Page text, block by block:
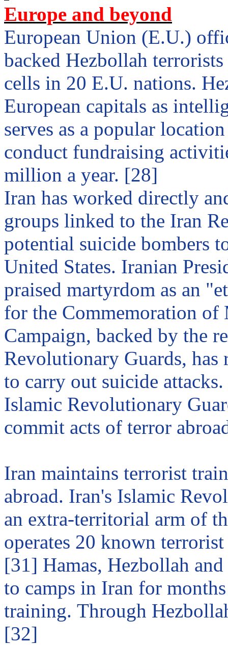
Europe and beyond
European Union (E.U.)
backed Hezbollah
cells in 20 E.U. nations.
European capitals as
serves as a popular
conduct fundraising
million a year. [28]
Iran has worked directly
groups linked to the Iran
potential suicide bombers
United States. Iranian
praised martyrdom as an
for the Commemoration
Campaign, backed by the
Revolutionary Guards,
to carry out suicide
Islamic Revolutionary
commit acts of terror
Iran maintains terrorist
abroad. Iran's Islamic
an extra-territorial arm of
operates 20 known
[31] Hamas, Hezbollah and
to camps in Iran for
training. Through
[32]